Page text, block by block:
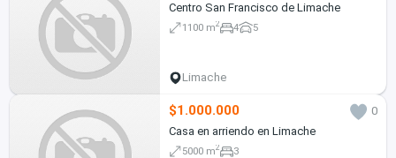
Centro San Francisco de Limache
1100 m2 4 5
Limache
$1.000.000
0
Casa en arriendo en Limache
5000 m2 3